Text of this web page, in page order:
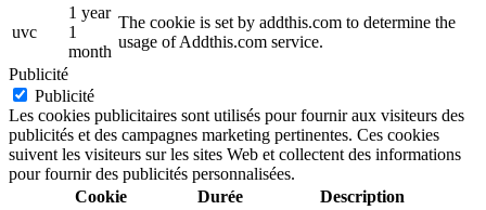
uvc
1 year
1
month
The cookie is set by addthis.com to determine the
usage of Addthis.com service.
Publicité
Publicité
Les cookies publicitaires sont utilisés pour fournir aux visiteurs des
publicités et des campagnes marketing pertinentes. Ces cookies
suivent les visiteurs sur les sites Web et collectent des informations
pour fournir des publicités personnalisées.
Cookie
Durée Description